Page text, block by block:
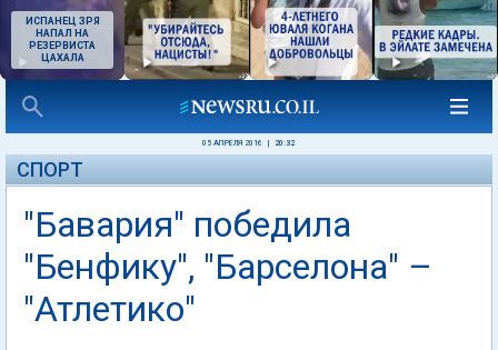
ИСПАНЕЦ ЗРЯ
НАПАЛ НА
РЕЗЕРВИСТА
ЦАХАЛА
05 АПРЕЛЯ 2016 20:32
СПОРТ
"Бавария" победила
"Бенфику", "Барселона" –
"Атлетико"